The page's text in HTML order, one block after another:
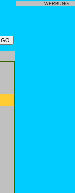
WERBUNG